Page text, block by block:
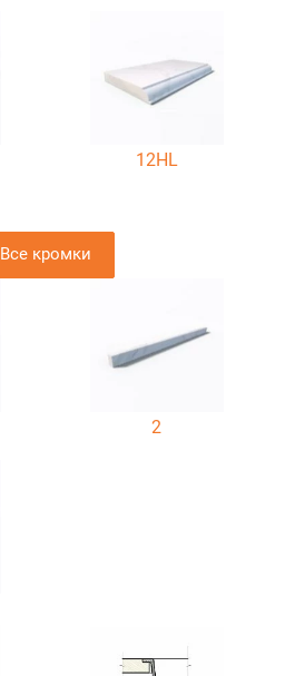
12HL
Все кромки
2